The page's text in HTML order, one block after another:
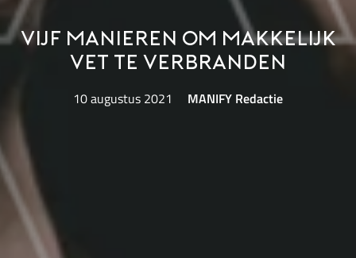
Vijf manieren om makkelijk
vet te verbranden
10 augustus 2021 MANIFY Redactie